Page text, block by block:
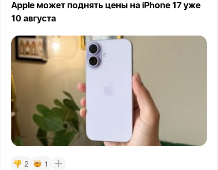
Apple может поднять цены на iPhone 17 уже
10 августа
2 1